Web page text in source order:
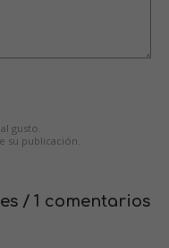
gusto.
su publicación.
/ 1 comentarios